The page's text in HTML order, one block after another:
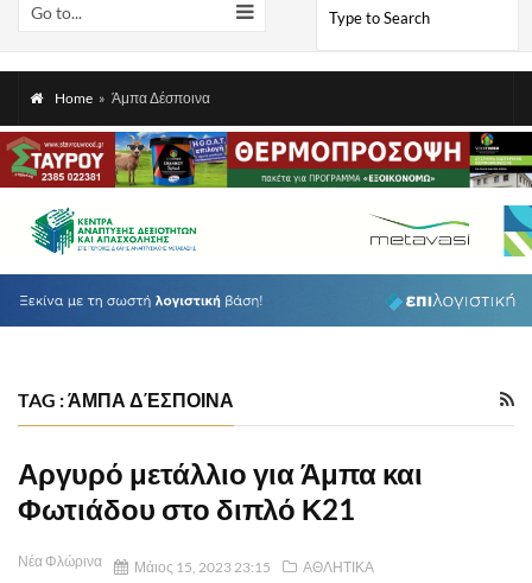
Go to...
Home » Άμπα Δέσποινα
TAG : ΆΜΠΑ ΔΈΣΠΟΙΝΑ
Αργυρό μετάλλιο για Άμπα και
Φωτιάδου στο διπλό Κ21
Νέα Φλώρινα Μάιος 15, 2023 23:15 ΑΘΛΗΤΙΚΑ